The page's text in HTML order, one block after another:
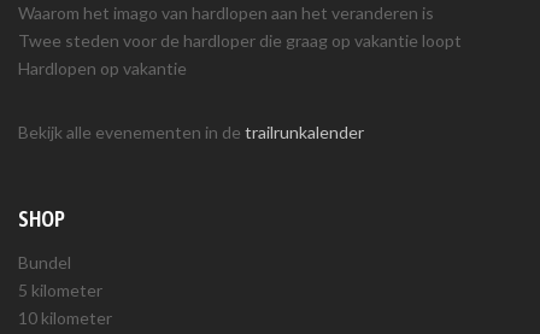
Waarom het imago van hardlopen aan het veranderen is
Twee steden voor de hardloper die graag op vakantie loopt
Hardlopen op vakantie
Bekijk alle evenementen in de trailrunkalender
SHOP
Bundel
5 kilometer
10 kilometer